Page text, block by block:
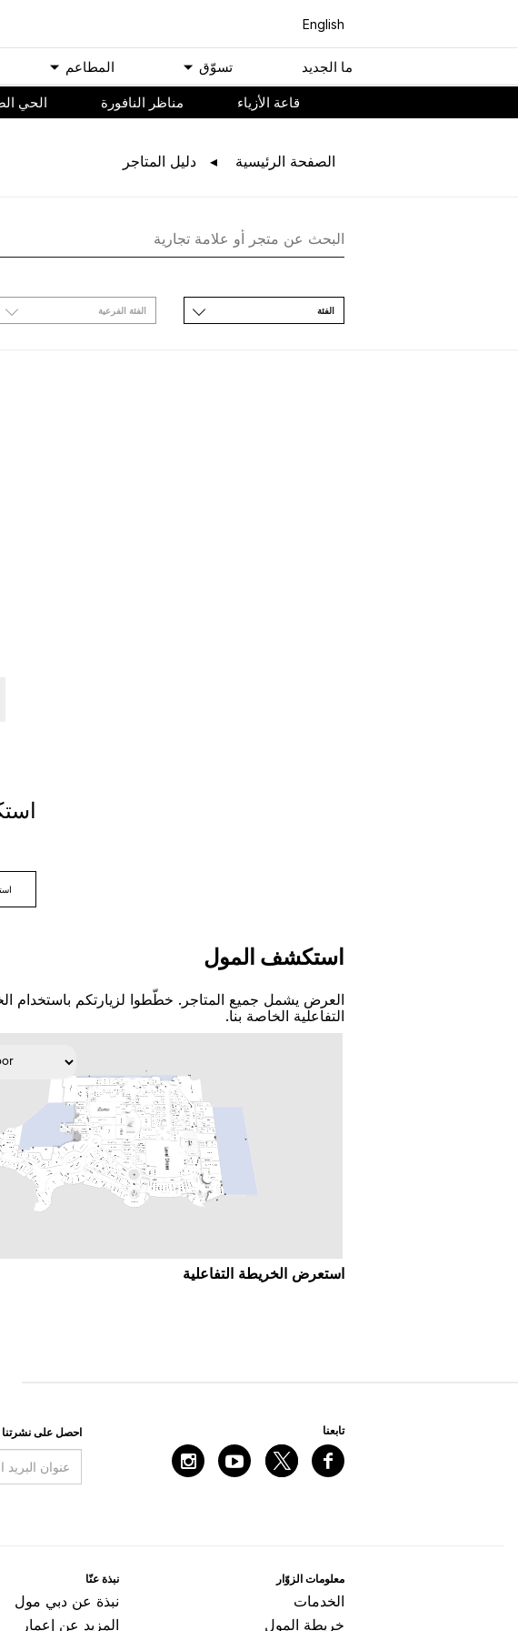
English
ﻣﺎ اﻟﺠﺪﻳﺪ ﺗﺴﻮّﻕ اﻟﻤﻄﺎﻋﻢ
ﻗﺎﻋﺔ اﻷﺯﻳﺎء مناظر النافورة الحي
اﻟﺼﻔﺤﺔ اﻟﺮﺋﻴﺴﻴﺔ ﺩﻟﻴﻞ اﻟﻤﺘﺎﺟﺮ
اﻟﻔﺌﺔ اﻟﻔﺌﺔ اﻟﻔﺮﻋﻴﺔ
اﺳﺘﻜﺸﻒ اﻟﻤﻮﻝ
اﻟﻌﺮﺽ ﻳﺸﻤﻞ ﺟﻤﻴﻊ اﻟﻤﺘﺎﺟﺮ. ﺧﻄّﻄﻮا ﻟﺰﻳﺎﺭﺗﻜﻢ ﺑﺎﺳﺘﺨﺪاﻡ
اﻟﺘﻔﺎﻋﻠﻴﺔ اﻟﺨﺎﺻﺔ ﺑﻨﺎ.
اﺳﺘﻌﺮﺽ اﻟﺨﺮﻳﻄﺔ اﻟﺘﻔﺎﻋﻠﻴﺔ
ﺗﺎﺑﻌﻨﺎ اﺣﺼﻞ ﻋﻠﻰ ﻧﺸﺮﺗﻨﺎ
ﻣﻌﻠﻮﻣﺎﺕ اﻟﺰﻭّاﺭ
اﻟﺨﺪﻣﺎﺕ
ﺧﺮﻳﻄﺔ اﻟﻤﻮﻝ
ﻧﺒﺬﺓ ﻋﻨّﺎ
ﻧﺒﺬﺓ ﻋﻦ ﺩﺑﻲ ﻣﻮﻝ
المزيد عن إعمار